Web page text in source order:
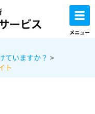
メニュー
ていますか？
ト